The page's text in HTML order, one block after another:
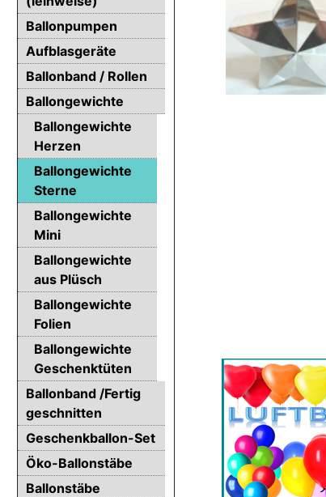
Ballonpumpen
Aufblasgeräte
Ballonband / Rollen
Ballongewichte
Ballongewichte
Herzen
Ballongewichte
Sterne
Ballongewichte
Mini
Ballongewichte
aus Plüsch
Ballongewichte
Folien
Ballongewichte
Geschenktüten
Ballonband /Fertig
geschnitten
Geschenkballon-Set
Öko-Ballonstäbe
Ballonstäbe